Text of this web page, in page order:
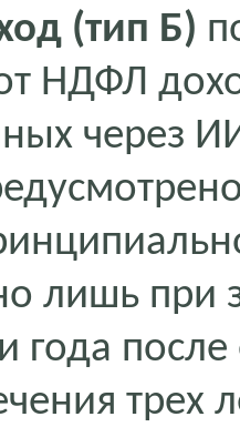
(тип Б)
НДФЛ
через
лишь при
года
трех